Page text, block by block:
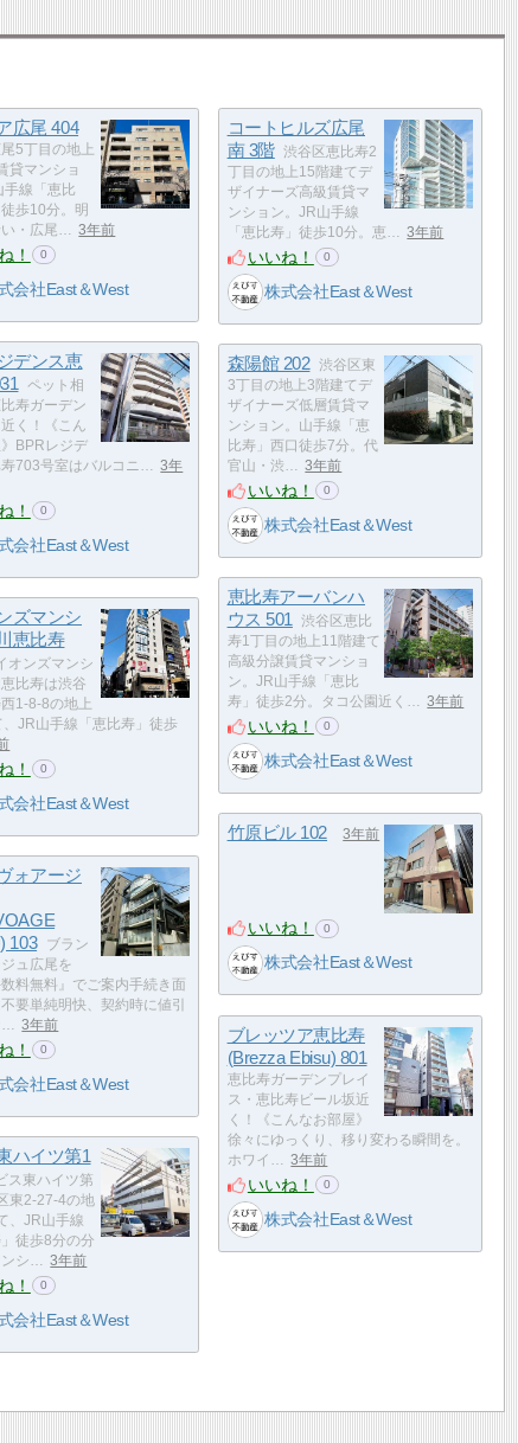
広尾 404
5丁目の地上
貸マンショ
手線「恵比
歩10分。明
い・広尾… 3年前
！ 0
会社East＆West
コートヒルズ広尾
南 3階
渋谷区恵比寿2
丁目の地上15階建てデ
ザイナーズ高級賃貸マ
ンション。JR山手線
「恵比寿」徒歩10分。恵… 3年前
いいね！ 0
株式会社East＆West
デンス恵
ペット相
寿ガーデン
く！《こん
BPRレジデ
寿703号室はバルコニ… 3年
！ 0
会社East＆West
森陽館 202
渋谷区東
3丁目の地上3階建てデ
ザイナーズ低層賃貸マ
ンション。山手線「恵
比寿」西口徒歩7分。代
官山・渋… 3年前
いいね！ 0
株式会社East＆West
恵比寿アーバンハ
ウス 501
渋谷区恵比
寿1丁目の地上11階建て
高級分譲賃貸マンショ
ン。JR山手線「恵比
寿」徒歩2分。タコ公園近く… 3年前
いいね！ 0
株式会社East＆West
ズマンシ
恵比寿
オンズマンシ
比寿は渋谷
1-8-8の地上
、JR山手線「恵比寿」徒歩
！ 0
会社East＆West
竹原ビル 102 3年前
いいね！ 0
株式会社East＆West
ォアージ
103
ブラン
ュ広尾を
数料無料』でご案内手続き面
要単純明快、契約時に値引
… 3年前
！ 0
会社East＆West
ブレッツア恵比寿
(Brezza Ebisu) 801
恵比寿ガーデンプレイ
ス・恵比寿ビール坂近
く！《こんなお部屋》
徐々にゆっくり、移り変わる瞬間を。
ホワイ… 3年前
いいね！ 0
株式会社East＆West
ハイツ第1
ス東ハイツ第
東2-27-4の地
、JR山手線
」徒歩8分の分
ンシ… 3年前
！ 0
会社East＆West